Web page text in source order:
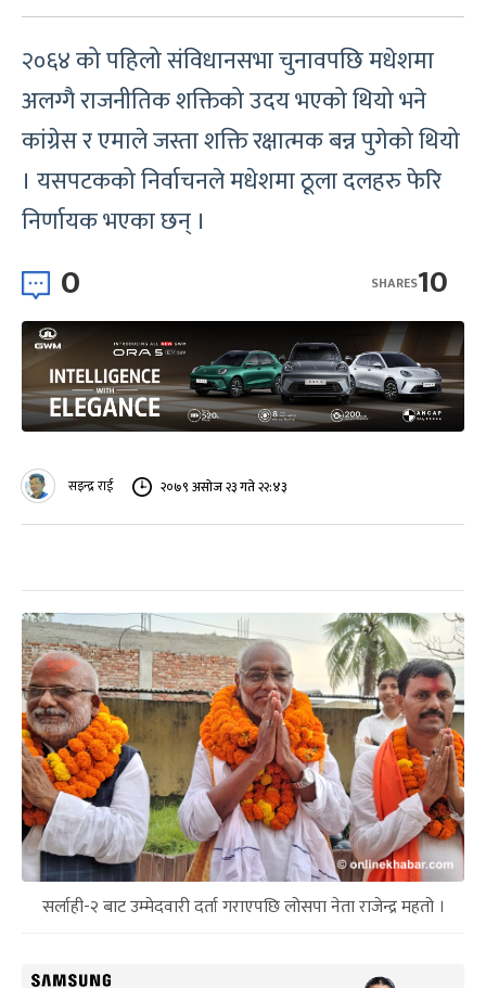
२०६४ को पहिलो संविधानसभा चुनावपछि मधेशमा
अलग्गै राजनीतिक शक्तिको उदय भएको थियो भने
कांग्रेस र एमाले जस्ता शक्ति रक्षात्मक बन्न पुगेको थियो
। यसपटकको निर्वाचनले मधेशमा ठूला दलहरु फेरि
निर्णायक भएका छन् ।
0 10
SHARES
सइन्द्र राई २०७९ असोज २३ गते २२:४३
सर्लाही-२ बाट उम्मेदवारी दर्ता गराएपछि लोसपा नेता राजेन्द्र महतो ।